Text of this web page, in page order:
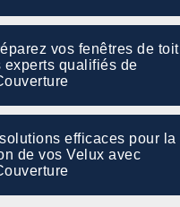
vos fenêtres de toit
experts qualifiés de
efficaces pour la
de vos Velux avec